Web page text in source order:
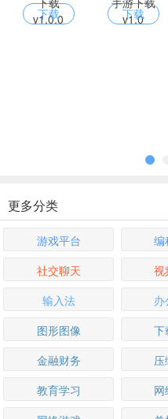
下载
下载
更多分类
游戏平台 编
社交聊天
视
输入法
图形图像
下
金融财务
教育学习
网